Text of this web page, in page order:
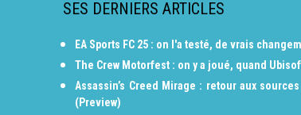
SES DERNIERS ARTICLES
EA Sports FC 25 : on l'a testé, de vrais
The Crew Motorfest : on y a joué, quand
Assassin’s Creed Mirage : retour aux
(Preview)